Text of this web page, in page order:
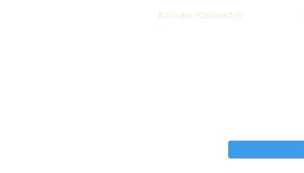
Balnea Kosmetik